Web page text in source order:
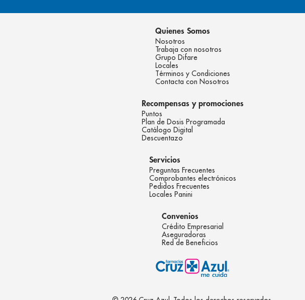
Quienes Somos
Nosotros
Trabaja con nosotros
Grupo Difare
Locales
Términos y Condiciones
Contacta con Nosotros
Recompensas y promociones
Puntos
Plan de Dosis Programada
Catálogo Digital
Descuentazo
Servicios
Preguntas Frecuentes
Comprobantes electrónicos
Pedidos Frecuentes
Locales Panini
Convenios
Crédito Empresarial
Aseguradoras
Red de Beneficios